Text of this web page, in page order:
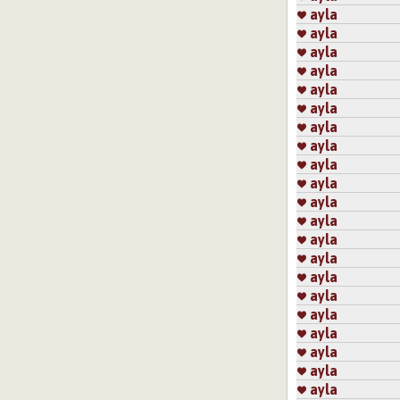
ayla
ayla
ayla
ayla
ayla
ayla
ayla
ayla
ayla
ayla
ayla
ayla
ayla
ayla
ayla
ayla
ayla
ayla
ayla
ayla
ayla